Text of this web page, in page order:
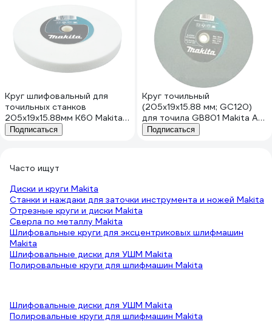
Круг шлифовальный для
точильных станков
205x19x15.88мм К60 Makita
A-47260
Подписаться
Круг точильный
(205x19x15.88 мм; GC120)
для точила GB801 Makita A-
47254
Подписаться
Часто ищут
Диски и круги Makita
Станки и наждаки для заточки инструмента и ножей Makita
Отрезные круги и диски Makita
Сверла по металлу Makita
Шлифовальные круги для эксцентриковых шлифмашин
Makita
Шлифовальные диски для УШМ Makita
Полировальные круги для шлифмашин Makita
Шлифовальные диски для УШМ Makita
Полировальные круги для шлифмашин Makita